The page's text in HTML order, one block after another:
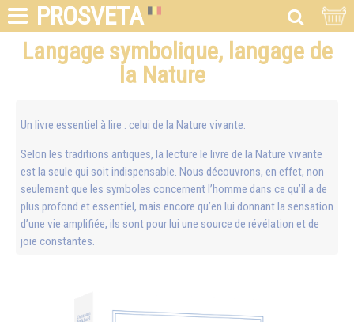
PROSVETA
Langage symbolique, langage de
la Nature
Un livre essentiel à lire : celui de la Nature vivante.
Selon les traditions antiques, la lecture le livre de la Nature vivante
est la seule qui soit indispensable. Nous découvrons, en effet, non
seulement que les symboles concernent l’homme dans ce qu’il a de
plus profond et essentiel, mais encore qu’en lui donnant la sensation
d’une vie amplifiée, ils sont pour lui une source de révélation et de
joie constantes.